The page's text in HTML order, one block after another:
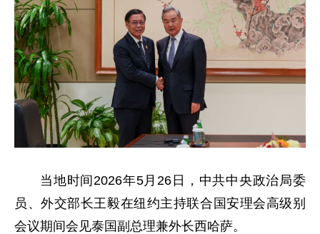
当地时间2026年5月26日，中共中央政治局委
员、外交部长王毅在纽约主持联合国安理会高级别
会议期间会见泰国副总理兼外长西哈萨。